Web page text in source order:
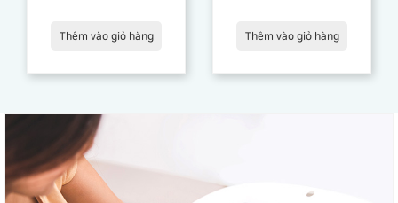
Thêm vào giỏ hàng Thêm vào giỏ hàng